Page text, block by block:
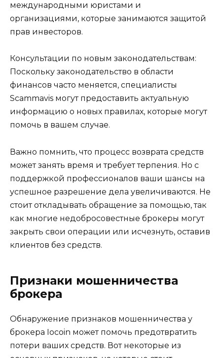
международными юристами и
организациями, которые занимаются защитой
прав инвесторов.
Консультации по новым законодательствам:
Поскольку законодательство в области
финансов часто меняется, специалисты
Scammavis могут предоставить актуальную
информацию о новых правилах, которые могут
помочь в вашем случае.
Важно помнить, что процесс возврата средств
может занять время и требует терпения. Но с
поддержкой профессионалов ваши шансы на
успешное разрешение дела увеличиваются. Не
стоит откладывать обращение за помощью, так
как многие недобросовестные брокеры могут
закрыть свои операции или исчезнуть, оставив
клиентов без средств.
Признаки мошенничества
брокера
Обнаружение признаков мошенничества у
брокера Iocoin может помочь предотвратить
потери ваших средств. Вот некоторые из